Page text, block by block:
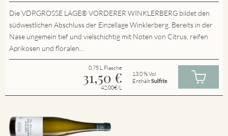
Die VDP.GROSSE LAGE® VORDERER WINKLERBERG bildet den
südwestlichen Abschluss der Einzellage Winklerberg. Bereits in der
Nase ungemein tief und vielschichtig mit Noten von Citrus, reifen
Aprikosen und floralen...
0.75 L Flasche
31,50 €
42.00€/L
13.0 % Vol
EnthältSulfite